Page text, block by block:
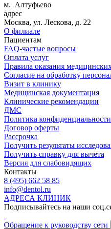
м. Алтуфьево
адрес
Москва, ул. Лескова, д. 22
О филиале
Пациентам
FAQ-частые вопросы
Оплата услуг
Правила оказания
Согласие на обработку
Визит в клинику
Медицинская документация
Клинические рекомендации
ДМС
Политика конфиденциальности
Договор оферты
Рассрочка
Получить результаты
Получить справку для вычета
Версия для слабовидящих
Контакты
8 (495) 662 58 85
info@dentol.ru
АДРЕСА КЛИНИК
Подписывайтесь на наши
Обращение к руководству сети